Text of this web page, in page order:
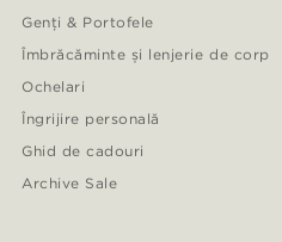
Genți & Portofele
Îmbrăcăminte și lenjerie de corp
Ochelari
Îngrijire personală
Ghid de cadouri
Archive Sale